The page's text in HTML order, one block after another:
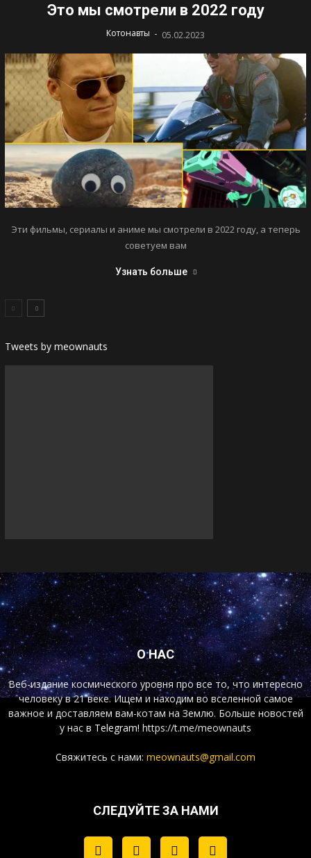
Это мы смотрели в 2022 году
Котонавты - 05.02.2023
Эти фильмы, сериалы и аниме мы смотрели в 2022 году, а теперь
советуем вам
Узнать больше
Tweets by meownauts
О НАС
Веб-издание космического уровня про все то, что интересно
человеку в 21 веке. Ищем и находим во вселенной самое
важное и доставляем вам-котам на Землю. Больше новостей
у нас в Telegram! https://t.me/meownauts
Свяжитесь с нами: meownauts@gmail.com
СЛЕДУЙТЕ ЗА НАМИ